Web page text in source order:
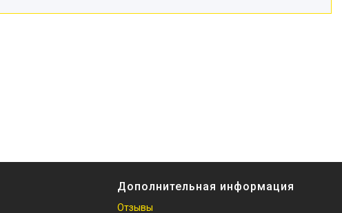
Дополнительная информация
Отзывы